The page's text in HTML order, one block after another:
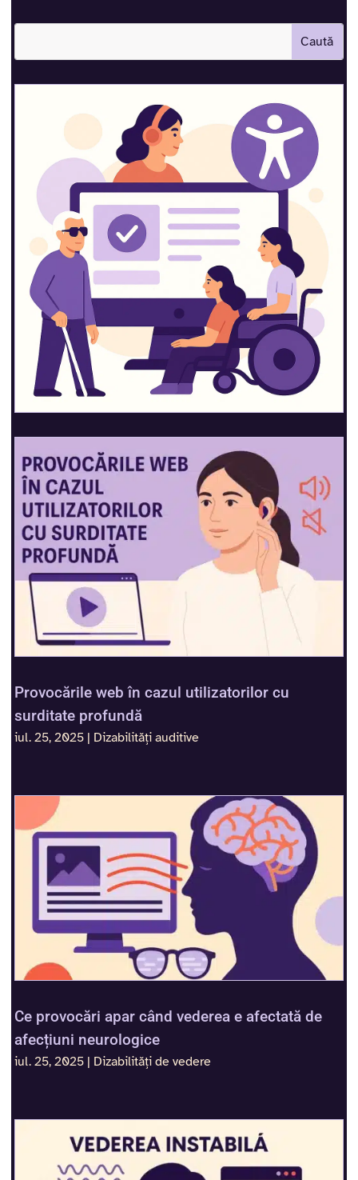
Provocările web în cazul utilizatorilor cu
surditate profundă
iul. 25, 2025 | Dizabilități auditive
Ce provocări apar când vederea e afectată de
afecțiuni neurologice
iul. 25, 2025 | Dizabilități de vedere